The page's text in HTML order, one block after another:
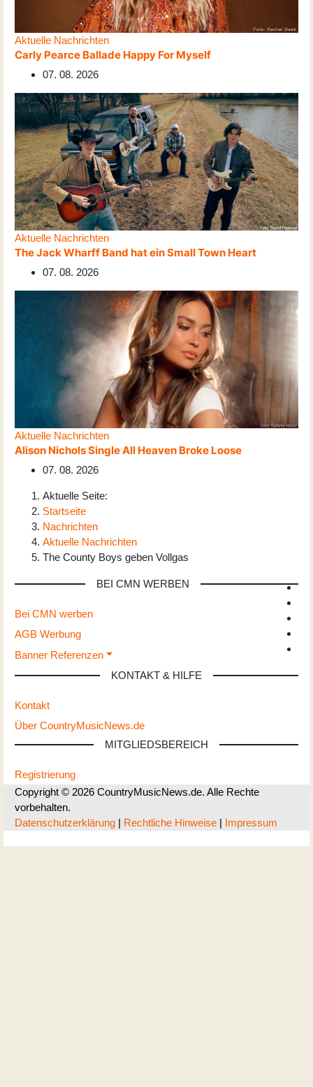
Aktuelle Nachrichten
Carly Pearce Ballade Happy For Myself
07. 08. 2026
Aktuelle Nachrichten
The Jack Wharff Band hat ein Small Town Heart
07. 08. 2026
Aktuelle Nachrichten
Alison Nichols Single All Heaven Broke Loose
07. 08. 2026
Aktuelle Seite:
Startseite
Nachrichten
Aktuelle Nachrichten
The County Boys geben Vollgas
BEI CMN WERBEN
Bei CMN werben
AGB Werbung
Banner Referenzen
KONTAKT & HILFE
Kontakt
Über CountryMusicNews.de
MITGLIEDSBEREICH
Registrierung
Copyright © 2026 CountryMusicNews.de. Alle Rechte
vorbehalten.
Datenschutzerklärung | Rechtliche Hinweise | Impressum